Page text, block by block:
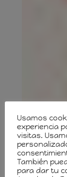
Usamos
experiencia
visitas.
También
para dar tu